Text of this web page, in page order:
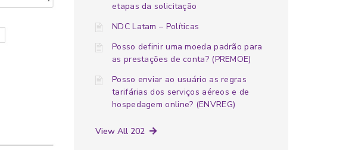
etapas da solicitação
NDC Latam – Políticas
Posso definir uma moeda padrão para
as prestações de conta? (PREMOE)
Posso enviar ao usuário as regras
tarifárias dos serviços aéreos e de
hospedagem online? (ENVREG)
View All 202